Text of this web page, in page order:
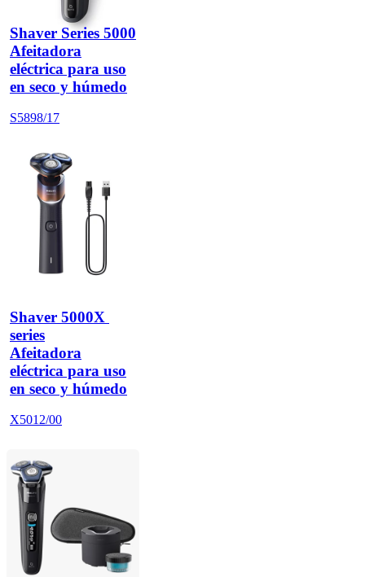
Shaver Series 5000
Afeitadora
eléctrica para uso
en seco y húmedo
S5898/17
Shaver 5000X
series
Afeitadora
eléctrica para uso
en seco y húmedo
X5012/00